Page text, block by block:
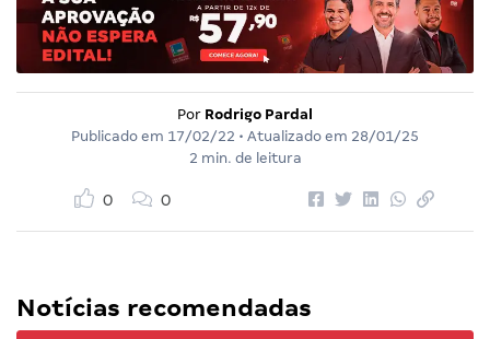
Por Rodrigo Pardal
Publicado em 17/02/22 • Atualizado em 28/01/25
2 min. de leitura
0 0
Notícias recomendadas